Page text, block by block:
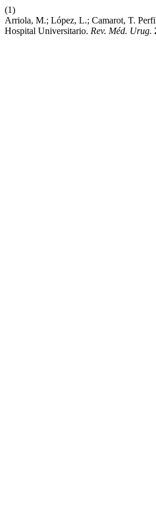
(1)
Arriola, M.; López, L.; Camarot, T.
Hospital Universitario. Rev. Méd. Urug.